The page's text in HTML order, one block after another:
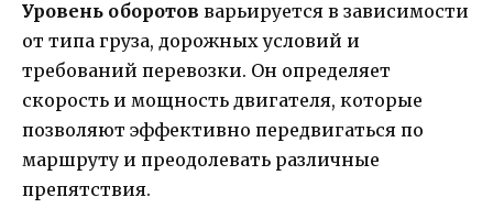
Уровень оборотов варьируется в зависимости
от типа груза, дорожных условий и
требований перевозки. Он определяет
скорость и мощность двигателя, которые
позволяют эффективно передвигаться по
маршруту и преодолевать различные
препятствия.